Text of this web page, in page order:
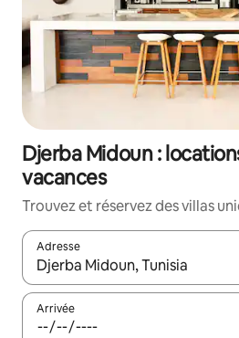
Djerba Midoun :
vacances
Trouvez et réservez des villas
Adresse
Lorsque les résultats s'affichent,
Arrivée